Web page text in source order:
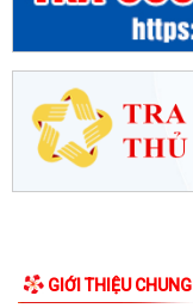
GIỚI THIỆU CHUNG